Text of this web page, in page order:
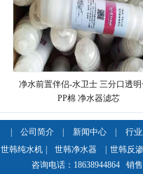
净水前置伴侣-水卫士 三分口透
PP棉 净水器滤芯
公司简介 新闻中心
行
世韩纯水机
世韩净水器
世韩反
咨询电话：18638944864 销